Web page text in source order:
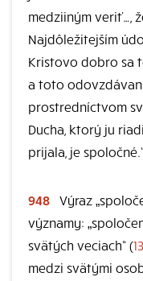
medziiným veriť…,
Najdôležitejším
Kristovo dobro sa
a toto
prostredníctvom
Ducha, ktorý ju
prijala, je
948 Výraz
významy:
svätých veciach“ (
medzi svätými